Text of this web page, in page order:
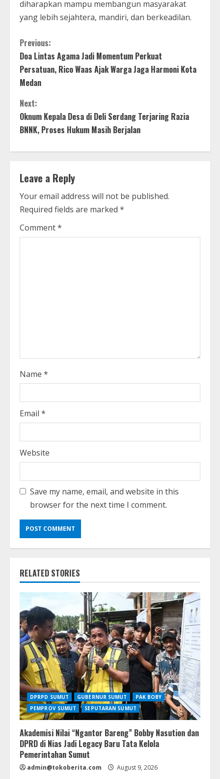
diharapkan mampu membangun masyarakat
yang lebih sejahtera, mandiri, dan berkeadilan.
C
o
n
t
i
n
u
e
R
e
Previous:
Doa Lintas Agama Jadi Momentum Perkuat
Persatuan, Rico Waas Ajak Warga Jaga Harmoni Kota
Medan
Next:
Oknum Kepala Desa di Deli Serdang Terjaring Razia
BNNK, Proses Hukum Masih Berjalan
Leave a Reply
Your email address will not be published.
Required fields are marked *
Comment*
Name *
Email *
Website
Save my name, email, and website in this
browser for the next time I comment.
RELATED STORIES
DPRPD SUMUT GUBERNUR SUMUT
PAK BOBY
PEMPROV SUMUT
SEPUTARAN SUMUT
Akademisi Nilai “Ngantor Bareng” Bobby Nasution dan
DPRD di Nias Jadi Legacy Baru Tata Kelola
Pemerintahan Sumut
admin@tokoberita.com August 9, 2026